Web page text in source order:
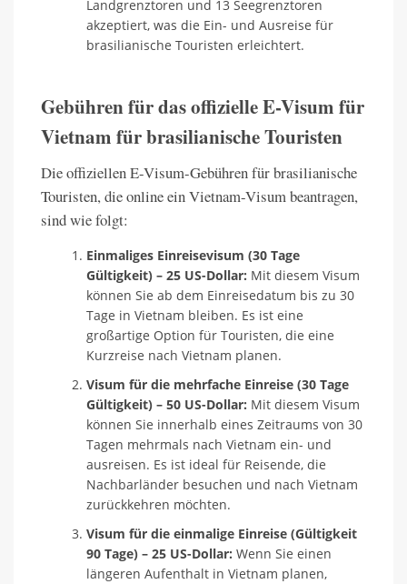
Landgrenztoren und 13 Seegrenztoren
akzeptiert, was die Ein- und Ausreise für
brasilianische Touristen erleichtert.
Gebühren für das offizielle E-Visum für
Vietnam für brasilianische Touristen
Die offiziellen E-Visum-Gebühren für brasilianische
Touristen, die online ein Vietnam-Visum beantragen,
sind wie folgt:
Einmaliges Einreisevisum (30 Tage
Gültigkeit) – 25 US-Dollar: Mit diesem Visum
können Sie ab dem Einreisedatum bis zu 30
Tage in Vietnam bleiben. Es ist eine
großartige Option für Touristen, die eine
Kurzreise nach Vietnam planen.
Visum für die mehrfache Einreise (30 Tage
Gültigkeit) – 50 US-Dollar: Mit diesem Visum
können Sie innerhalb eines Zeitraums von 30
Tagen mehrmals nach Vietnam ein- und
ausreisen. Es ist ideal für Reisende, die
Nachbarländer besuchen und nach Vietnam
zurückkehren möchten.
Visum für die einmalige Einreise (Gültigkeit
90 Tage) – 25 US-Dollar: Wenn Sie einen
längeren Aufenthalt in Vietnam planen,